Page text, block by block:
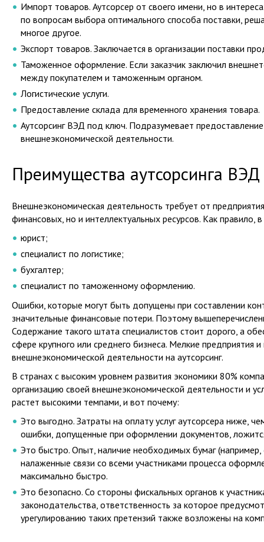
Импорт товаров. Аутсорсер от своего имени, но в
по вопросам выбора оптимального способа поставки,
многое другое.
Экспорт товаров. Заключается в организации поставки
Таможенное оформление. Если заказчик заключил
между покупателем и таможенным органом.
Логистические услуги.
Предоставление склада для временного хранения товара.
Аутсорсинг ВЭД под ключ. Подразумевает
внешнеэкономической деятельности.
Преимущества аутсорсинга ВЭД
Внешнеэкономическая деятельность требует от
финансовых, но и интеллектуальных ресурсов. Как
юрист;
специалист по логистике;
бухгалтер;
специалист по таможенному оформлению.
Ошибки, которые могут быть допущены при составлении
значительные финансовые потери. Поэтому
Содержание такого штата специалистов стоит дорого, а
сфере крупного или среднего бизнеса. Мелкие
внешнеэкономической деятельности на аутсорсинг.
В странах с высоким уровнем развития экономики 80%
организацию своей внешнеэкономической деятельности и
растет высокими темпами, и вот почему:
Это выгодно. Затраты на оплату услуг аутсорсера ниже,
ошибки, допущенные при оформлении документов,
Это быстро. Опыт, наличие необходимых бумаг
налаженные связи со всеми участниками процесса
максимально быстро.
Это безопасно. Со стороны фискальных органов к
законодательства, ответственность за которое
урегулированию таких претензий также возложены на